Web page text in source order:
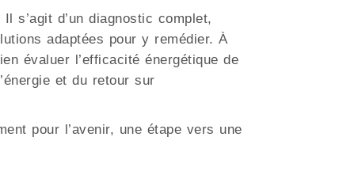
s’agit d’un diagnostic complet,
adaptées pour y remédier. À
évaluer l’efficacité énergétique de
et du retour sur
pour l’avenir, une étape vers une